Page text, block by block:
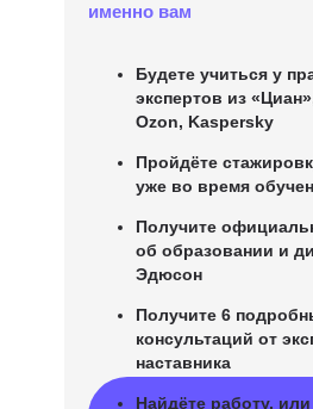
именно вам
Будете учиться у
экспертов из
Ozon, Kaspersky
Пройдёте
уже во время
Получите
об образовании и
Эдюсон
Получите 6
консультаций от
наставника
Найдёте работу,